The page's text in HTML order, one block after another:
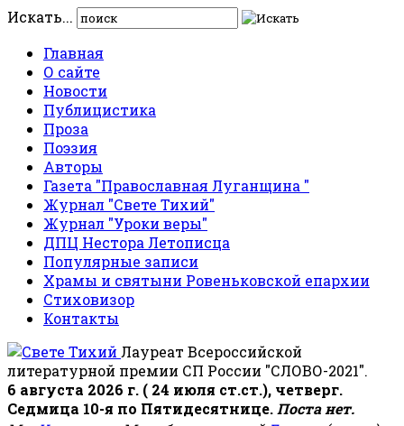
Искать...
Главная
О сайте
Новости
Публицистика
Проза
Поэзия
Авторы
Газета "Православная Луганщина "
Журнал "Свете Тихий"
Журнал "Уроки веры"
ДПЦ Нестора Летописца
Популярные записи
Храмы и святыни Ровеньковской епархии
Стиховизор
Контакты
Лауреат Всероссийской
литературной премии СП России "СЛОВО-2021".
6 августа 2026 г. ( 24 июля ст.ст.), четверг.
Седмица 10-я по Пятидесятнице. Поста нет.